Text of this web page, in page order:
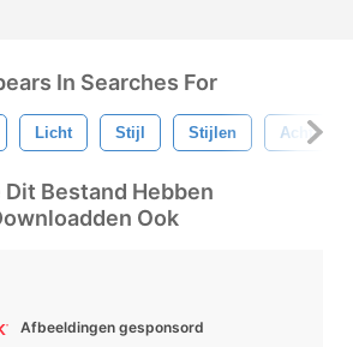
In Searches For
Licht Stijl Stijlen
Bestand Hebben
Ook
Afbeeldingen gesponsord